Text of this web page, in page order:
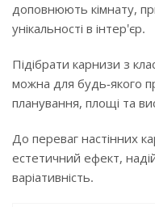
доповнюють кімнату,
унікальності в інтер'єр.
Підібрати карнизи з
можна для будь-якого
планування, площі та
До переваг настінних
естетичний ефект,
варіативність.